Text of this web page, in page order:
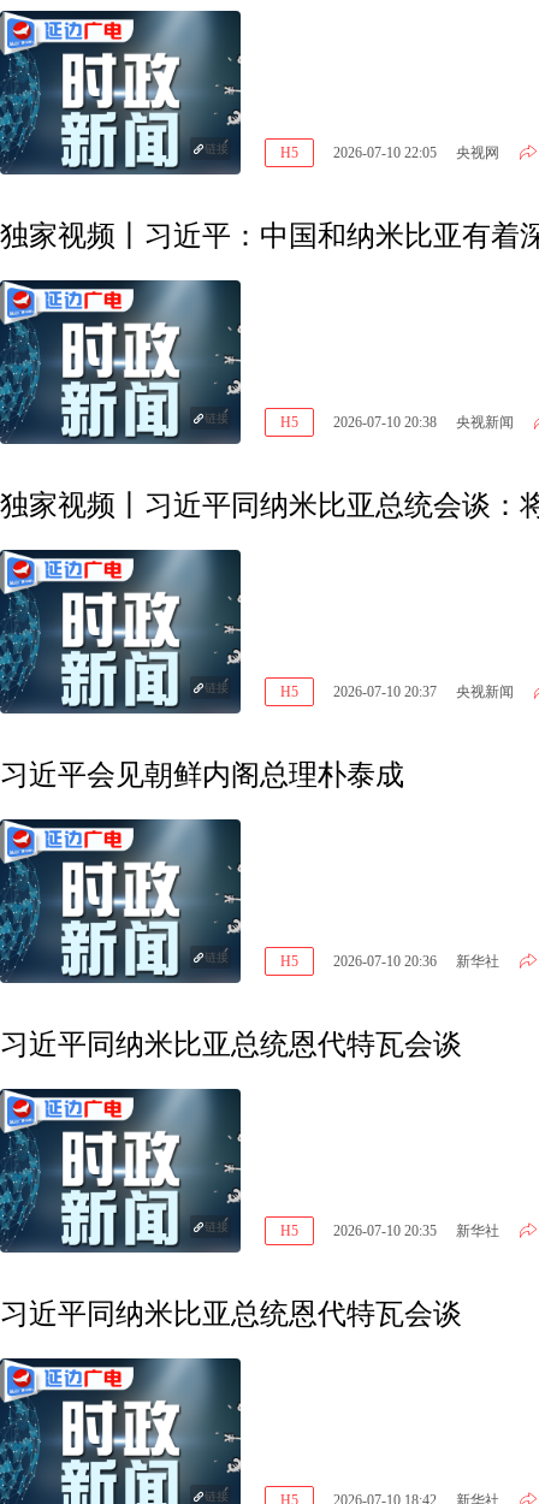
链接 H5 2026-07-10 22:05 央视网
独家视频丨习近平：中国和纳米比亚有着
链接 H5 2026-07-10 20:38 央视新闻
独家视频丨习近平同纳米比亚总统会谈：
链接 H5 2026-07-10 20:37 央视新闻
习近平会见朝鲜内阁总理朴泰成
链接 H5 2026-07-10 20:36 新华社
习近平同纳米比亚总统恩代特瓦会谈
链接 H5 2026-07-10 20:35 新华社
习近平同纳米比亚总统恩代特瓦会谈
链接 H5 2026-07-10 18:42 新华社